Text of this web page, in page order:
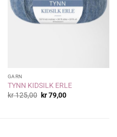
GARN
TYNN KIDSILK ERLE
kr125,00 Opprinnelig
kr79,00Nåværende